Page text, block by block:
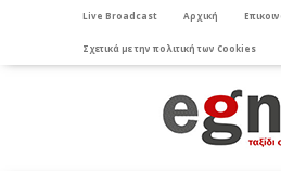
Live Broadcast Αρχική
Σχετικά με την πολιτική των Cookies